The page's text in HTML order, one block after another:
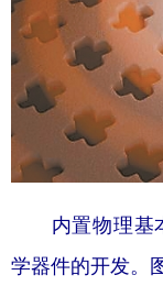
文化产业
地方频道
北京
辽宁
浙江
山东
内置物理基
学器件的开发。